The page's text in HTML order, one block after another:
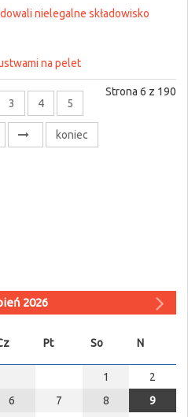
nielegalne składowisko
na pelet
Strona 6 z 190
3 4 5
koniec
2026
Pt So N
1
2
6 7 8
9